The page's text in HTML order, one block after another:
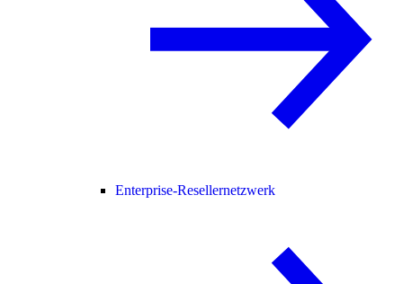
Enterprise-Resellernetzwerk